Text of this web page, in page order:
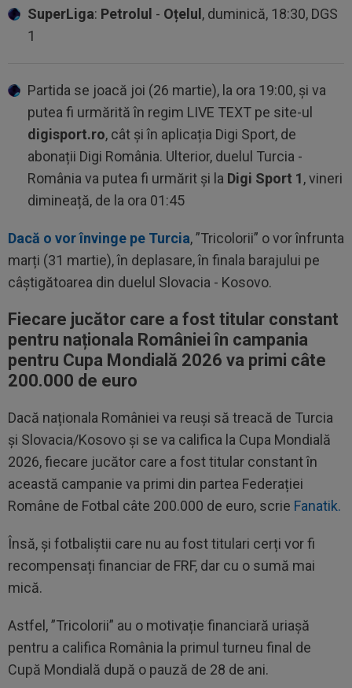
SuperLiga: Petrolul - Oțelul, duminică, 18:30, DGS
1
Partida se joacă joi (26 martie), la ora 19:00, și va
putea fi urmărită în regim LIVE TEXT pe site-ul
digisport.ro, cât și în aplicația Digi Sport, de
abonații Digi România. Ulterior, duelul Turcia -
România va putea fi urmărit și la Digi Sport 1, vineri
dimineață, de la ora 01:45
Dacă o vor învinge pe Turcia, ”Tricolorii” o vor înfrunta
marți (31 martie), în deplasare, în finala barajului pe
câștigătoarea din duelul Slovacia - Kosovo.
Fiecare jucător care a fost titular constant
pentru naționala României în campania
pentru Cupa Mondială 2026 va primi câte
200.000 de euro
Dacă naționala României va reuși să treacă de Turcia
și Slovacia/Kosovo și se va califica la Cupa Mondială
2026, fiecare jucător care a fost titular constant în
această campanie va primi din partea Federației
Române de Fotbal câte 200.000 de euro, scrie Fanatik.
Însă, și fotbaliștii care nu au fost titulari cerți vor fi
recompensați financiar de FRF, dar cu o sumă mai
mică.
Astfel, ”Tricolorii” au o motivație financiară uriașă
pentru a califica România la primul turneu final de
Cupă Mondială după o pauză de 28 de ani.